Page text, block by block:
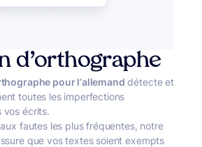
d’orthographe
pour l’allemand détecte et
toutes les imperfections
vos écrits.
fautes les plus fréquentes, notre
que vos textes soient exempts